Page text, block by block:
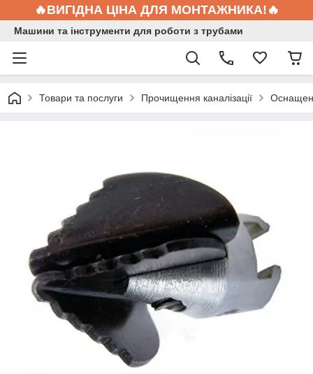
🔥ВИГІДНА ЦІНА ДЛЯ МОНТАЖНИКА!🔥
Машини та інструменти для роботи з трубами
Товари та послуги Прочищення каналізації